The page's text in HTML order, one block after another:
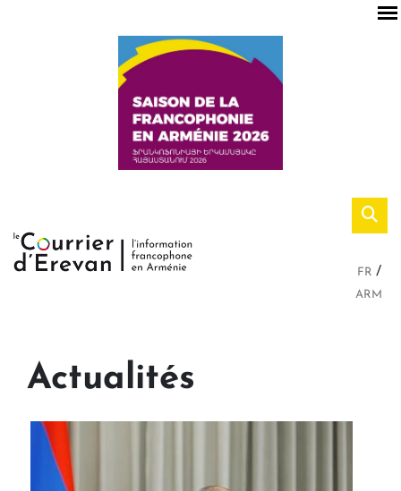
FR
ARM
Actualités